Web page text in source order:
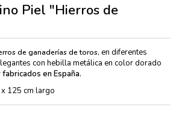
Piel "Hierros de
de ganaderías de toros, en diferentes
con hebilla metálica en color dorado
fabricados en España.
125 cm largo